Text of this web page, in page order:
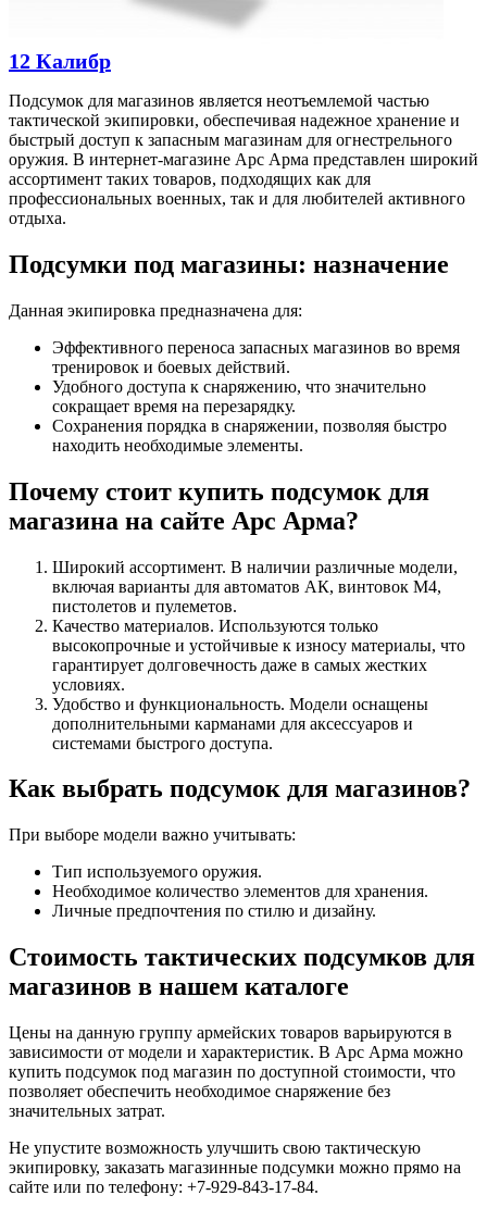
12 Калибр
Подсумок для магазинов является неотъемлемой частью
тактической экипировки, обеспечивая надежное хранение и
быстрый доступ к запасным магазинам для огнестрельного
оружия. В интернет-магазине Арс Арма представлен широкий
ассортимент таких товаров, подходящих как для
профессиональных военных, так и для любителей активного
отдыха.
Подсумки под магазины: назначение
Данная экипировка предназначена для:
Эффективного переноса запасных магазинов во время
тренировок и боевых действий.
Удобного доступа к снаряжению, что значительно
сокращает время на перезарядку.
Сохранения порядка в снаряжении, позволяя быстро
находить необходимые элементы.
Почему стоит купить подсумок для
магазина на сайте Арс Арма?
Широкий ассортимент. В наличии различные модели,
включая варианты для автоматов АК, винтовок М4,
пистолетов и пулеметов.
Качество материалов. Используются только
высокопрочные и устойчивые к износу материалы, что
гарантирует долговечность даже в самых жестких
условиях.
Удобство и функциональность. Модели оснащены
дополнительными карманами для аксессуаров и
системами быстрого доступа.
Как выбрать подсумок для магазинов?
При выборе модели важно учитывать:
Тип используемого оружия.
Необходимое количество элементов для хранения.
Личные предпочтения по стилю и дизайну.
Стоимость тактических подсумков для
магазинов в нашем каталоге
Цены на данную группу армейских товаров варьируются в
зависимости от модели и характеристик. В Арс Арма можно
купить подсумок под магазин по доступной стоимости, что
позволяет обеспечить необходимое снаряжение без
значительных затрат.
Не упустите возможность улучшить свою тактическую
экипировку, заказать магазинные подсумки можно прямо на
сайте или по телефону: +7-929-843-17-84.